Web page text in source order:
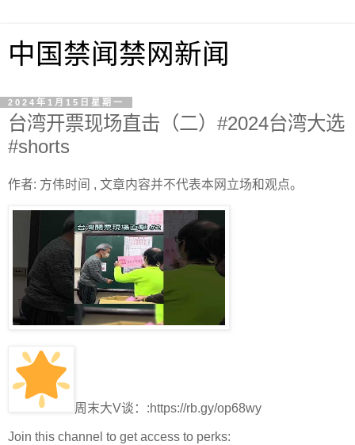
中国禁闻禁网新闻
2024年1月15日星期一
台湾开票现场直击（二）#2024台湾大选
#shorts
作者: 方伟时间 , 文章内容并不代表本网立场和观点。
周末大V谈：:https://rb.gy/op68wy
Join this channel to get access to perks: